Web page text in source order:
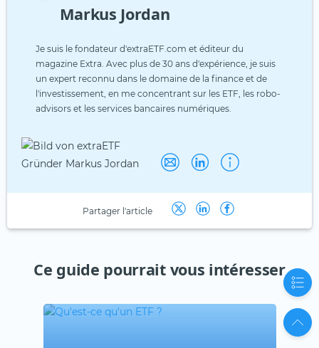
Markus Jordan
Je suis le fondateur d'extraETF.com et éditeur du
magazine Extra. Avec plus de 30 ans d'expérience, je suis
un expert reconnu dans le domaine de la finance et de
l'investissement, en me concentrant sur les ETF, les robo-
advisors et les services bancaires numériques.
Partager l'article
Ce guide pourrait vous intéresser